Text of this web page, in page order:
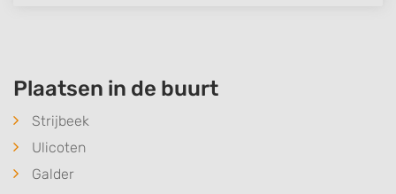
Plaatsen in de buurt
Strijbeek
Ulicoten
Galder